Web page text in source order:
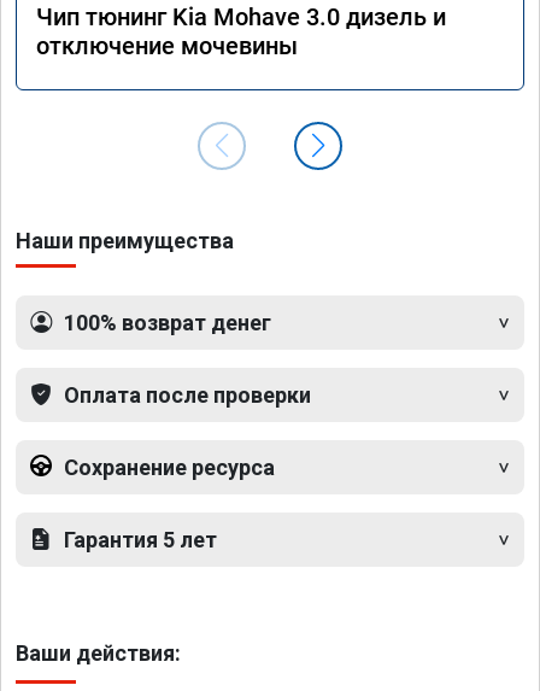
Чип тюнинг Kia Mohave 3.0 дизель и
отключение мочевины
Наши преимущества
100% возврат денег
Оплата после проверки
Сохранение ресурса
Гарантия 5 лет
Ваши действия: